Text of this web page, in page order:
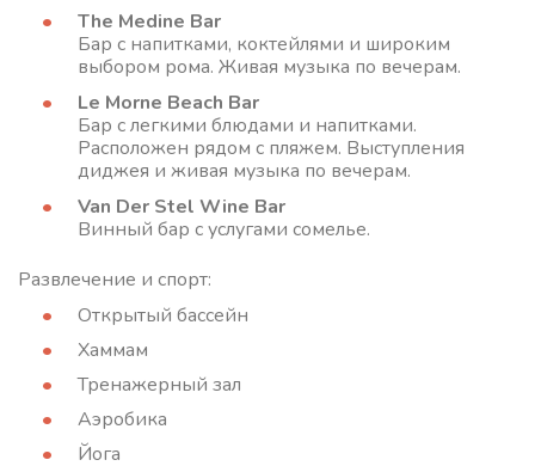
The Medine Bar
Бар с напитками, коктейлями и широким
выбором рома. Живая музыка по вечерам.
Le Morne Beach Bar
Бар с легкими блюдами и напитками.
Расположен рядом с пляжем. Выступления
диджея и живая музыка по вечерам.
Van Der Stel Wine Bar
Винный бар с услугами сомелье.
Развлечение и спорт:
Открытый бассейн
Хаммам
Тренажерный зал
Аэробика
Йога